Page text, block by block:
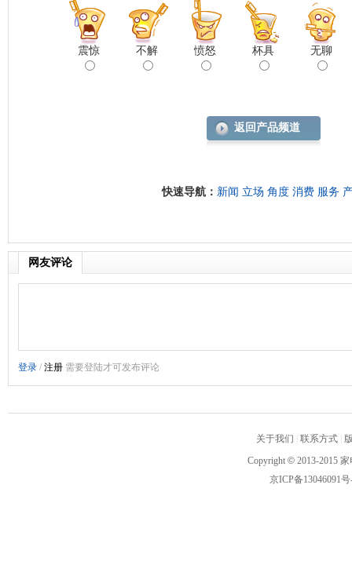
震惊 不解 愤怒 杯具 无聊
返回产品频道
快速导航： 新闻 立场 角度 消费 服务
网友评论
关于我们 联系方式
Copyright © 2013-2015
京ICP备13046091号